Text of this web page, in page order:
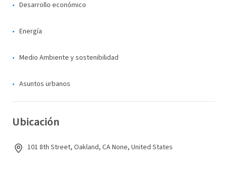
Desarrollo económico
Energía
Medio Ambiente y sostenibilidad
Asuntos urbanos
Ubicación
101 8th Street, Oakland, CA None, United States